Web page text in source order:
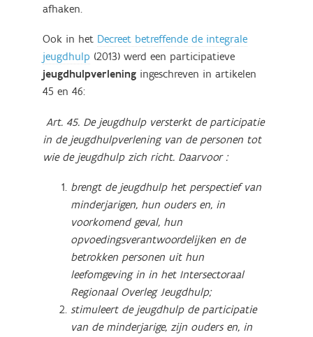
afhaken.
Ook in het Decreet betreffende de integrale
jeugdhulp (2013) werd een participatieve
jeugdhulpverlening ingeschreven in artikelen
45 en 46:
Art. 45. De jeugdhulp versterkt de participatie
in de jeugdhulpverlening van de personen tot
wie de jeugdhulp zich richt. Daarvoor :
brengt de jeugdhulp het perspectief van
minderjarigen, hun ouders en, in
voorkomend geval, hun
opvoedingsverantwoordelijken en de
betrokken personen uit hun
leefomgeving in in het Intersectoraal
Regionaal Overleg Jeugdhulp;
stimuleert de jeugdhulp de participatie
van de minderjarige, zijn ouders en, in